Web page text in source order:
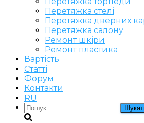
Перетяжка стелі
Перетяжка дверних
Перетяжка салону
Ремонт шкіри
Ремонт пластика
Вартість
Статті
Форум
Контакти
RU
Пошук: